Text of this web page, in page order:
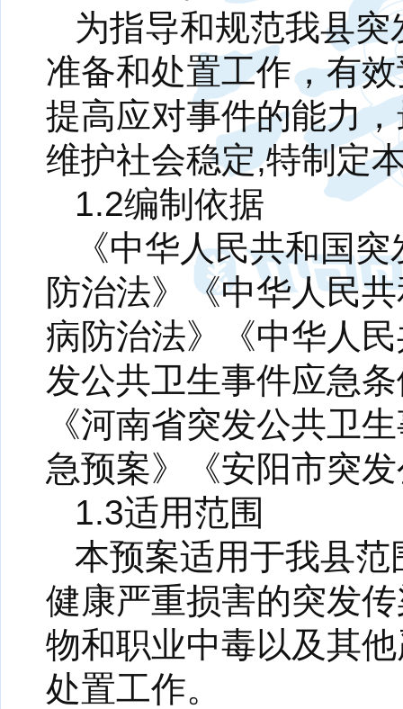
为指导和规范我县
准备和处置工作，有
提高应对事件的能力
维护社会稳定,特制定
1.2编制依据
《中华人民共和国
防治法》《中华人民
病防治法》《中华人
发公共卫生事件应急
《河南省突发公共卫
急预案》《安阳市突
1.3适用范围
本预案适用于我县
健康严重损害的突发
物和职业中毒以及其
处置工作。